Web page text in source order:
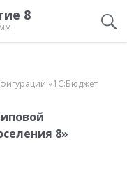
8
«1С:Бюджет
8»